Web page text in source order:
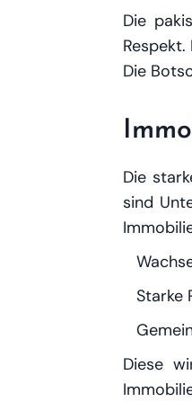
Die
Die
Die
sind
Starke
Diese